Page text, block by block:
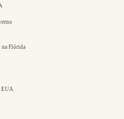
na Flórida
EUA